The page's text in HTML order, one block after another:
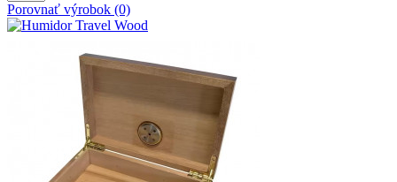
Porovnať výrobok (0)